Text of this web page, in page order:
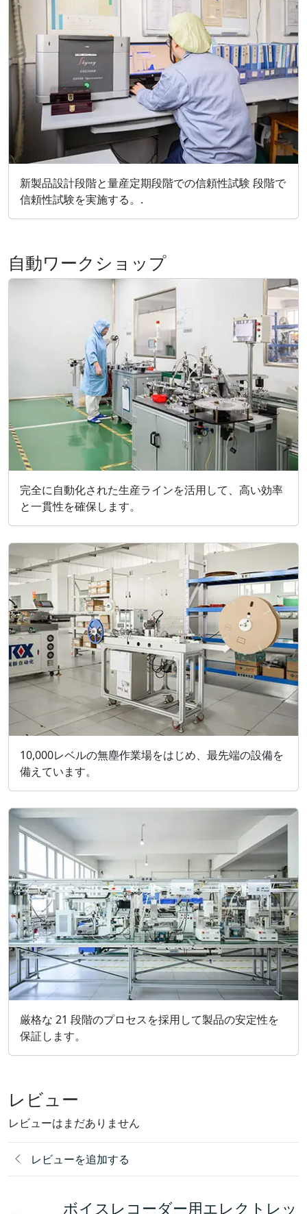
新製品設計段階と量産定期段階での信頼性試験 段階で
信頼性試験を実施する。.
自動ワークショップ
完全に自動化された生産ラインを活用して、高い効率
と一貫性を確保します。
10,000レベルの無塵作業場をはじめ、最先端の設備を
備えています。
厳格な 21 段階のプロセスを採用して製品の安定性を
保証します。
レビュー
レビューはまだありません
レビューを追加する
ボイスレコーダー用エレクトレッ